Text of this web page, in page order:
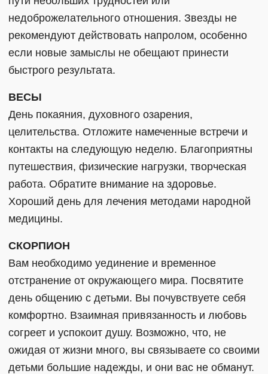
недоброжелательного отношения. Звезды не
рекомендуют действовать напролом, особенно
если новые замыслы не обещают принести
быстрого результата.
ВЕСЫ
День покаяния, духовного озарения,
целительства. Отложите намеченные встречи и
контакты на следующую неделю. Благоприятны
путешествия, физические нагрузки, творческая
работа. Обратите внимание на здоровье.
Хороший день для лечения методами народной
медицины.
СКОРПИОН
Вам необходимо уединение и временное
отстранение от окружающего мира. Посвятите
день общению с детьми. Вы почувствуете себя
комфортно. Взаимная привязанность и любовь
согреет и успокоит душу. Возможно, что, не
ожидая от жизни много, вы связываете со своими
детьми большие надежды, и они вас не обманут.